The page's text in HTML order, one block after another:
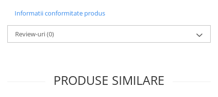
Informatii conformitate produs
Review-uri(0)
PRODUSE SIMILARE